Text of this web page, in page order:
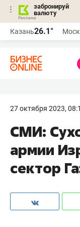
забронируй
валюту
Казань26.1°
27 октября 2023,
СМИ:
армии
сектор